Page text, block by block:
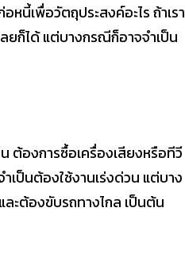
นี้เพื่อวัตถุประสงค์อะไร ถ้าเรา
ยก็ได้ แต่บางกรณีก็อาจจำเป็น
ต้องการซื้อเครื่องเสียงหรือทีวี
เป็นต้องใช้งานเร่งด่วน แต่บาง
ะต้องขับรถทางไกล เป็นต้น